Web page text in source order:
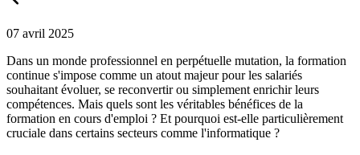
07 avril 2025
Dans un monde professionnel en perpétuelle mutation, la formation
continue s'impose comme un atout majeur pour les salariés
souhaitant évoluer, se reconvertir ou simplement enrichir leurs
compétences. Mais quels sont les véritables bénéfices de la
formation en cours d'emploi ? Et pourquoi est-elle particulièrement
cruciale dans certains secteurs comme l'informatique ?